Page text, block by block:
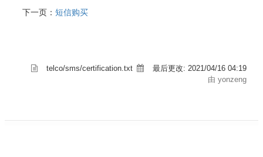
下一页： 短信购买
telco/sms/certification.txt 最后更改: 2021/04/16 04:19
由 yonzeng